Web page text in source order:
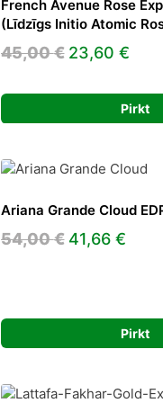
French Avenue Rose
(Līdzīgs Initio Atomic
45,00€ Original
was:
45,00 €.
23,60 €
is:
Pirkt
Ariana Grande Cloud
54,00€ Original
41,66 €
Pirkt